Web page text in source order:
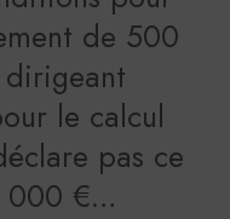
de 500
le calcul
pas ce
000 €…